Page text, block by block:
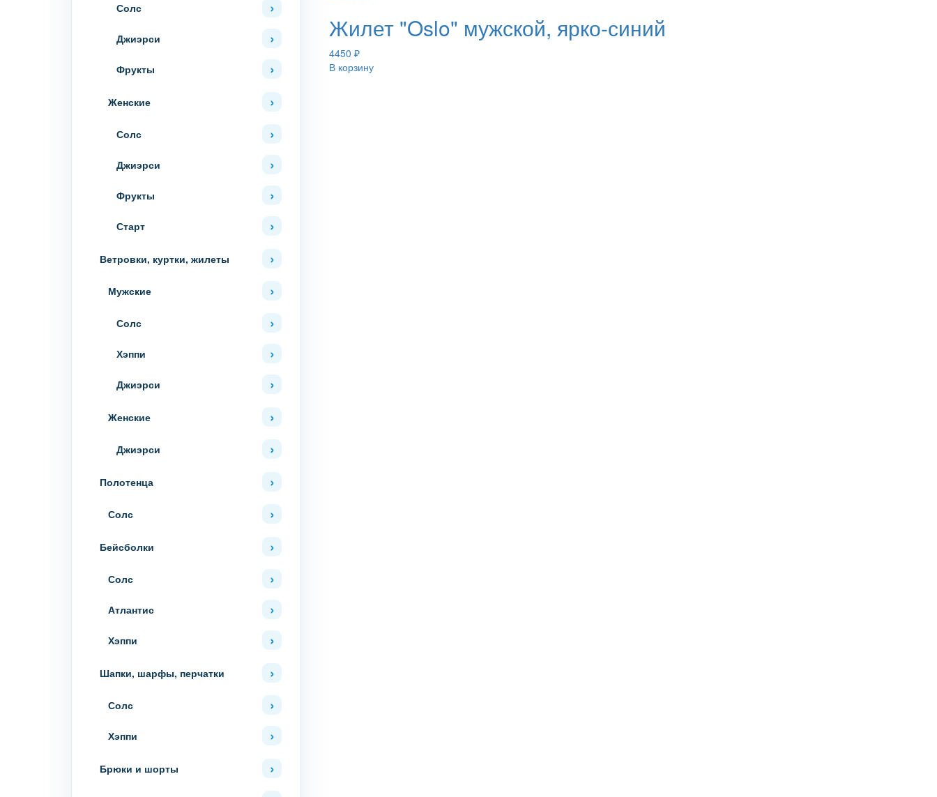
Солс
Джиэрси
Фрукты
Женские
Солс
Джиэрси
Фрукты
Старт
Ветровки, куртки, жилеты
Мужские
Солс
Хэппи
Джиэрси
Женские
Джиэрси
Полотенца
Солс
Бейсболки
Солс
Атлантис
Хэппи
Шапки, шарфы, перчатки
Солс
Хэппи
Брюки и шорты
Жилет "Oslo" мужской, ярко-синий
4450 ₽
В корзину